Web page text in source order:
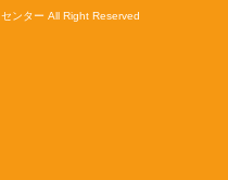
ンター All Right Reserved